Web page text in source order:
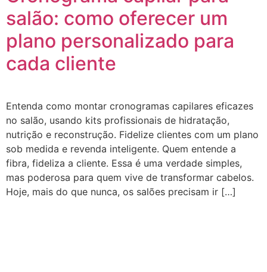
salão: como oferecer um
plano personalizado para
cada cliente
Entenda como montar cronogramas capilares eficazes
no salão, usando kits profissionais de hidratação,
nutrição e reconstrução. Fidelize clientes com um plano
sob medida e revenda inteligente. Quem entende a
fibra, fideliza a cliente. Essa é uma verdade simples,
mas poderosa para quem vive de transformar cabelos.
Hoje, mais do que nunca, os salões precisam ir […]